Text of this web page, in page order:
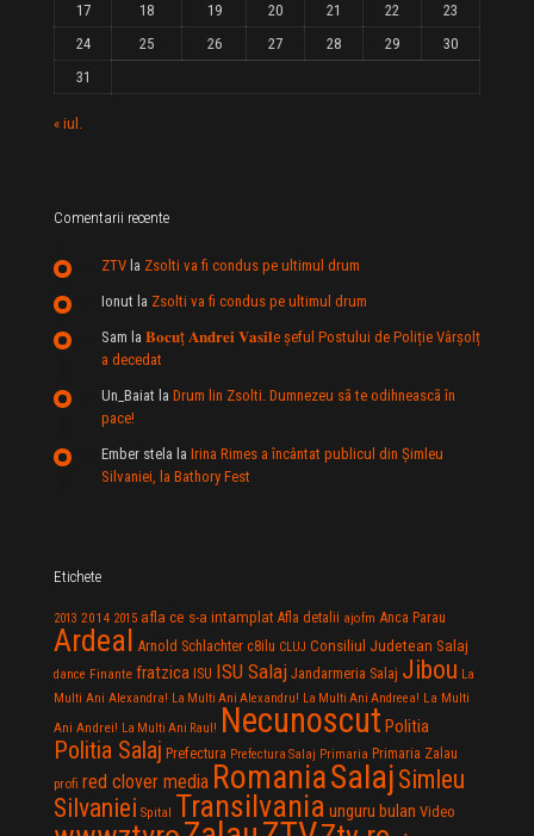
17
18 19 20 21 22
23
24
25 26 27 28 29
30
31
« iul.
Comentarii recente
ZTV la Zsolti va fi condus pe ultimul drum
Ionut la Zsolti va fi condus pe ultimul drum
Sam la 𝐁𝐨𝐜𝐮ț 𝐀𝐧𝐝𝐫𝐞𝐢 𝐕𝐚𝐬𝐢𝐥e şeful Postului de Poliție Vârșolț
a decedat
Un_Baiat la Drum lin Zsolti. Dumnezeu sã te odihneascã în
pace!
Ember stela la Irina Rimes a încântat publicul din Şimleu
Silvaniei, la Bathory Fest
Etichete
2013 2014 2015 afla ce s-a intamplat Afla detalii ajofm Anca Parau
Ardeal Arnold Schlachter c8ilu CLUJ Consiliul Judetean Salaj
dance Finante fratzica ISU ISU Salaj Jandarmeria Salaj Jibou La
Multi Ani Alexandra! La Multi Ani Alexandru! La Multi Ani Andreea! La Multi
Ani Andrei! La Multi Ani Raul! Necunoscut Politia
Politia Salaj Prefectura Prefectura Salaj Primaria Primaria Zalau
profi red clover media RomaniaSalaj Simleu
Silvaniei Spital Transilvania unguru bulan Video